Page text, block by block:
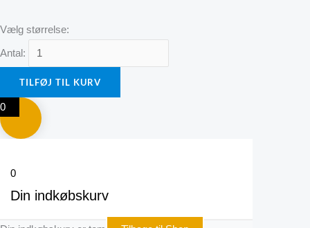
Vælg størrelse:
Antal:
TILFØJ TIL KURV
0
0
Din indkøbskurv